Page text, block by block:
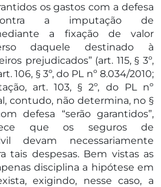
os gastos com a defesa
a imputação de
a fixação de valor
daquele destinado à
prejudicados” (art. 115, § 3º,
106, § 3º, do PL nº 8.034/2010;
art. 103, § 2º, do PL nº
contudo, não determina, no §
defesa “serão garantidos”,
que os seguros de
devam necessariamente
tais despesas. Bem vistas as
disciplina a hipótese em
exigindo, nesse caso, a